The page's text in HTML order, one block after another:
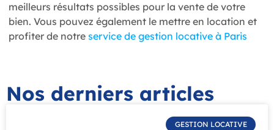
meilleurs résultats possibles pour la vente de votre
bien. Vous pouvez également le mettre en location et
profiter de notreservice de gestion locative à Paris
Nos derniers articles
GESTION LOCATIVE